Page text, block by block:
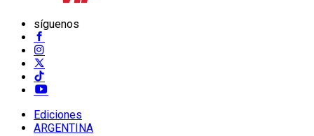
síguenos
Ediciones
ARGENTINA